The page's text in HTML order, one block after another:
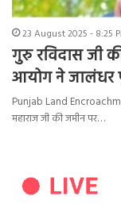
23 August 2025 - 8:25
गुरु रविदास जी
आयोग ने जालंधर
Punjab Land
महाराज जी की जमीन पर…